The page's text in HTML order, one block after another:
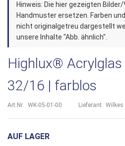
Anfang
der
Bildergalerie
Hinweis: Die hier gezeigten
Handmuster ersetzen. Farben
nicht originalgetreu dargestellt
unsere Inhalte "Abb. ähnlich".
Highlux® Acrylglas
32/16 | farblos
Art.Nr. WK-05-01-00 Lieferant: Wilkes
AUF LAGER